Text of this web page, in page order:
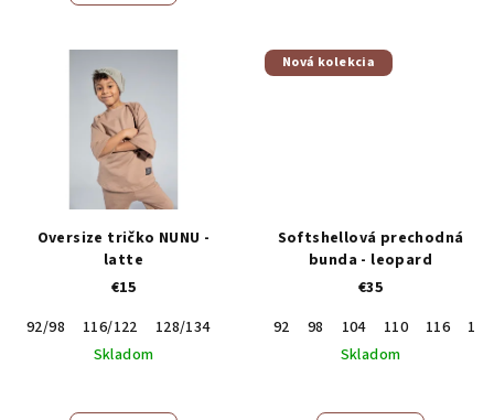
Oversize tričko NUNU -
latte
€15
92/98
116/122
128/134
Skladom
Nová kolekcia
Softshellová prechodná
bunda - leopard
€35
92
98 104 110 116
122
Skladom